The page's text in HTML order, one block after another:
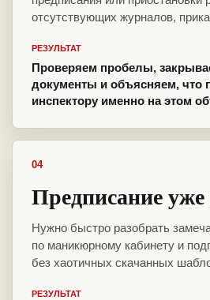
отсутствующих журналов,
РЕЗУЛЬТАТ
Проверяем пробелы,
документы и объясняем, что
инспектору именно на этом
04
Предписание
Нужно быстро разобрать
по маникюрному кабинету и
без хаотичных скачанных
РЕЗУЛЬТАТ